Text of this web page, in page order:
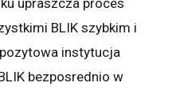
BLIK szybkim i
instytucja
bezposrednio w